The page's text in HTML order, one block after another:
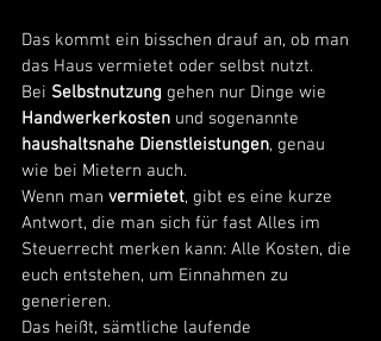
Das kommt ein bisschen drauf an, ob man
das Haus vermietet oder selbst nutzt.
Bei Selbstnutzung gehen nur Dinge wie
Handwerkerkosten und sogenannte
haushaltsnahe Dienstleistungen, genau
wie bei Mietern auch.
Wenn man vermietet, gibt es eine kurze
Antwort, die man sich für fast Alles im
Steuerrecht merken kann: Alle Kosten, die
euch entstehen, um Einnahmen zu
generieren.
Das heißt, sämtliche laufende